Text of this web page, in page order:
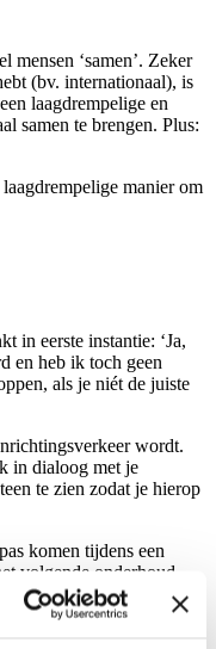
‘samen’. Zeker
(bv. internationaal), is
laagdrempelige en
samen te brengen. Plus:
manier om
in eerste instantie: ‘Ja,
en heb ik toch geen
als je niét de juiste
wordt.
in dialoog met je
te zien zodat je hierop
komen tijdens een
volgende onderhoud